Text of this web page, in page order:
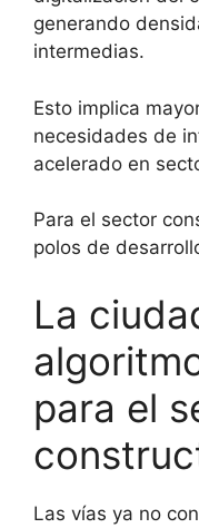
generando
intermedias.
Esto implica
necesidades de
acelerado en
Para el sector
polos de
La
para el
Las vías ya no